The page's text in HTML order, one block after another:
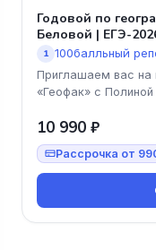
Годовой по
Беловой | ЕГЭ-
1 100балльный
Приглашаем вас на
«Геофак» с
10 990 ₽
Рассрочка от